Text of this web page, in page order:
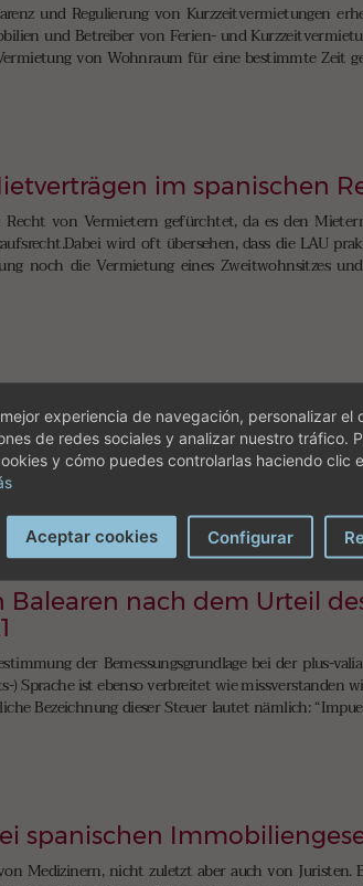
und Regulierung von Kurzzeitvermietungen
und Betreiber von Ferien- und
von Wohnraum für eine bestimmte Zeit
im spanischen
von Vermietern gefürchtet, da es den
wird oft übersehen, dass die LAU
noch die Vermietung eines Zweitwohnsitzes
in Spanien
Mit-) Eigentümer einer Immobilie in
einer Vermögenssteuer, oft aber auch,
sinnvoll ist und die wirkliche Tragweiter einer so
Balearen nach dem Urteil
der Bemessungsgrundlage bei der plus-
Sprache ist ebenso verbreitet wie missverstanden
Bezeichnung dieser Steuer lautet nämlich:
spanischen
Medizinern, nicht zuletzt aber auch von Juristen.
experiencia de navegación, personalizar el
de redes sociales y analizar nuestro tráfico.
y cómo puedes controlarlas haciendo clic
Aceptar cookies Configurar